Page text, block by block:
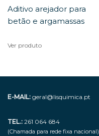
Aditivo arejador para
betão e argamassas
Ver produto
E-MAIL: geral@lisquimica.pt
TEL.: 261 064 684
(Chamada para rede fixa nacional)